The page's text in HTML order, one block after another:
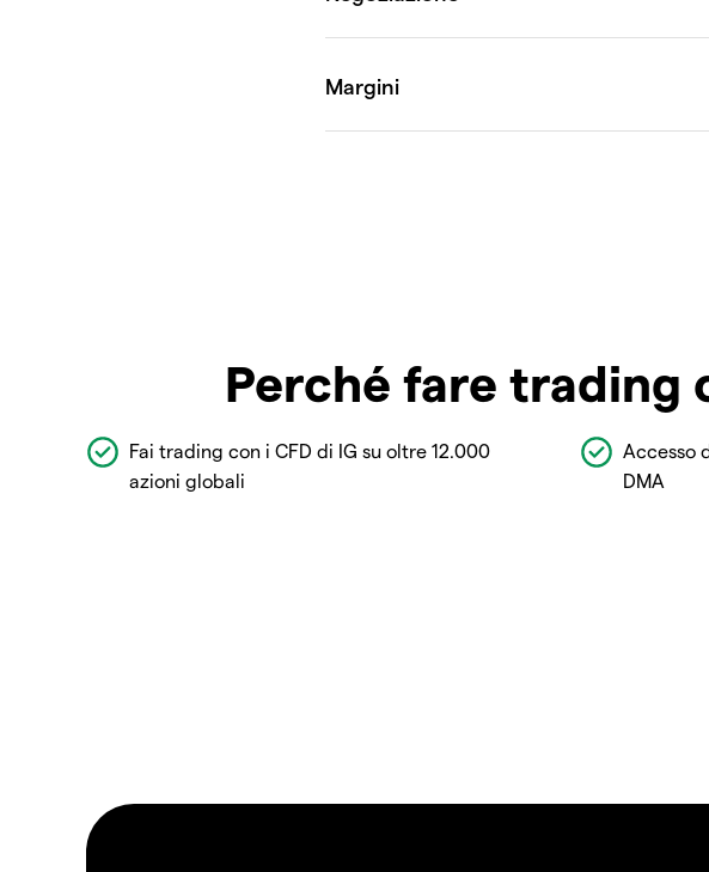
Perché fare trading
Fai trading con i CFD di IG su oltre 12.000
azioni globali
Accesso
DMA